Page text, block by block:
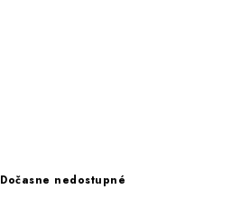
Dočasne nedostupné